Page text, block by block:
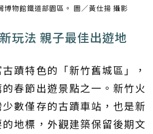
博物館鐵道部園區。 圖／黃仕揚 攝影
玩法 親子最佳出遊地
蹟特色的「新竹舊城區」，
春節出遊景點之一。新竹火
數僅存的古蹟車站，也是新
地標，外觀建築保留後期文